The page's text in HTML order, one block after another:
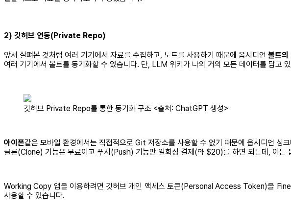
2) 깃허브 연동(Private Repo)
앞서 살펴본 것처럼 여러 기기에서 자료를 수집하고, 노트를 사용하기 때문에 옵시디언볼트의
여러 기기에서 볼트를 동기화할 수 있습니다. 단, LLM 위키가 나의 거의 모든 데이터를 담고
깃허브 Private Repo를 통한 동기화 구조 <출처: ChatGPT 생성>
아이폰같은 모바일 환경에서는 직접적으로 Git 저장소를 사용할 수 없기 때문에 옵시디언 싱
클론(Clone) 기능은 무료이고 푸시(Push) 기능만 일회성 결제(약 $20)를 하면 되는데, 이는
Working Copy 앱을 이용하려면 깃허브 개인 액세스 토큰(Personal Access Token)을
사용할 수 있습니다.